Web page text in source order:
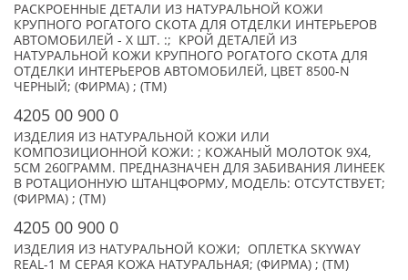
РАСКРОЕННЫЕ ДЕТАЛИ ИЗ НАТУРАЛЬНОЙ КОЖИ
КРУПНОГО РОГАТОГО СКОТА ДЛЯ ОТДЕЛКИ ИНТЕРЬЕРОВ
АВТОМОБИЛЕЙ - X ШТ. :; КРОЙ ДЕТАЛЕЙ ИЗ
НАТУРАЛЬНОЙ КОЖИ КРУПНОГО РОГАТОГО СКОТА ДЛЯ
ОТДЕЛКИ ИНТЕРЬЕРОВ АВТОМОБИЛЕЙ, ЦВЕТ 8500-N
ЧЕРНЫЙ; (ФИРМА) ; (TM)
4205 00 900 0
ИЗДЕЛИЯ ИЗ НАТУРАЛЬНОЙ КОЖИ ИЛИ
КОМПОЗИЦИОННОЙ КОЖИ: ; КОЖАНЫЙ МОЛОТОК 9Х4,
5СМ 260ГРАММ. ПРЕДНАЗНАЧЕН ДЛЯ ЗАБИВАНИЯ ЛИНЕЕК
В РОТАЦИОННУЮ ШТАНЦФОРМУ, МОДЕЛЬ: ОТСУТСТВУЕТ;
(ФИРМА) ; (TM)
4205 00 900 0
ИЗДЕЛИЯ ИЗ НАТУРАЛЬНОЙ КОЖИ; ОПЛЕТКА SKYWAY
REAL-1 М СЕРАЯ КОЖА НАТУРАЛЬНАЯ; (ФИРМА) ; (TM)